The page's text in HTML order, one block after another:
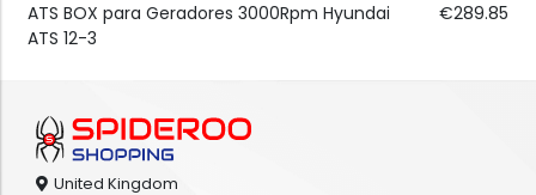
ATS BOX para Geradores 3000Rpm Hyundai
ATS 12-3
€289.85
United Kingdom